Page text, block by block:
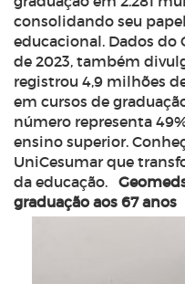
consolidando seu
educacional. Dados do
de 2023, também
registrou 4,9 milhões
em cursos de
número representa
ensino superior.
UniCesumar que
da educação.
graduação aos 67 anos